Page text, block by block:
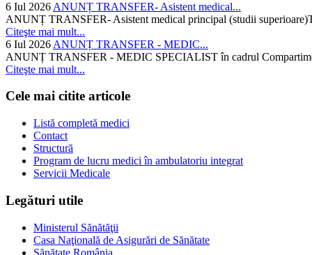
6 Iul 2026 ANUNȚ TRANSFER- Asistent medical...
ANUNȚ TRANSFER- Asistent medical principal (studii
Citeşte mai mult...
6 Iul 2026 ANUNȚ TRANSFER - MEDIC...
ANUNȚ TRANSFER - MEDIC SPECIALIST în cadrul
Citeşte mai mult...
Cele mai citite articole
Listă completă medici
Contact
Structură
Program de lucru medici în ambulatoriu integrat
Servicii Medicale
Legături utile
Ministerul Sănătăţii
Casa Naţională de Asigurări de Sănătate
Sănătate România